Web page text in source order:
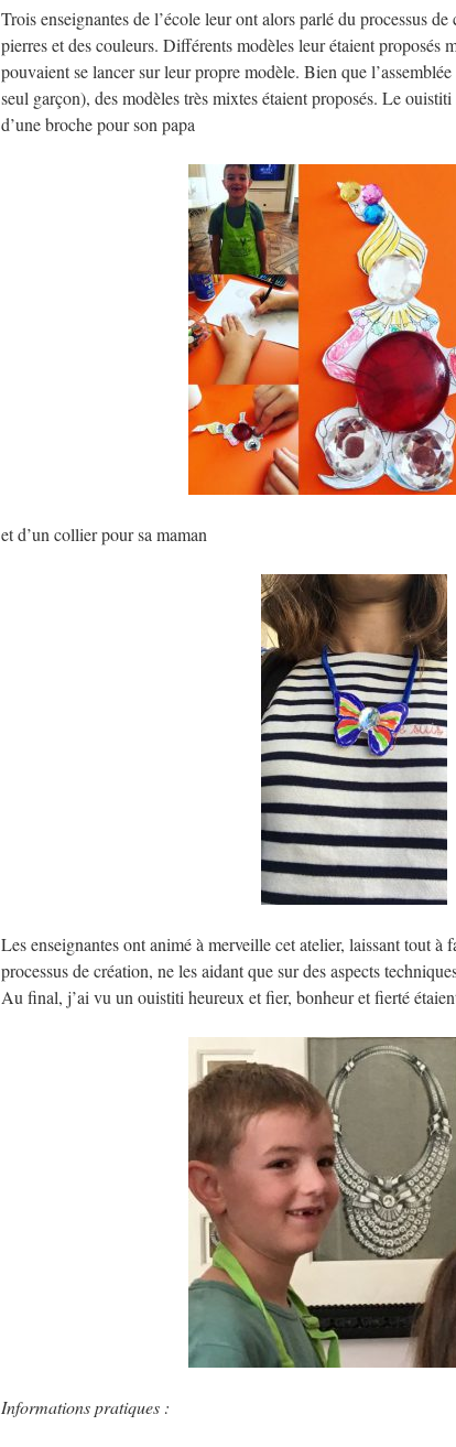
Trois enseignantes de l’école leur ont alors parlé du processus
pierres et des couleurs. Différents modèles leur étaient proposés
pouvaient se lancer sur leur propre modèle. Bien que
seul garçon), des modèles très mixtes étaient proposés. Le ouistiti
d’une broche pour son papa
et d’un collier pour sa maman
Les enseignantes ont animé à merveille cet atelier, laissant tout à
processus de création, ne les aidant que sur des aspects
Au final, j’ai vu un ouistiti heureux et fier, bonheur et fierté
Informations pratiques :